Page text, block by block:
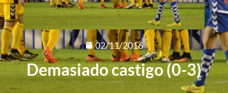
02/11/2016
Demasiado castigo (0-3)